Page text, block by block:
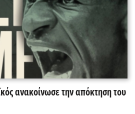
ανακοίνωσε την απόκτηση του